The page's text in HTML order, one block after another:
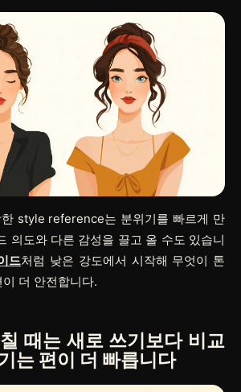
style reference는 분위기를 빠르게 만
의도와 다른 감성을 끌고 올 수도 있습니
드처럼 낮은 강도에서 시작해 무엇이 톤
더 안전합니다.
때는 새로 쓰기보다 비교
는 편이 더 빠릅니다